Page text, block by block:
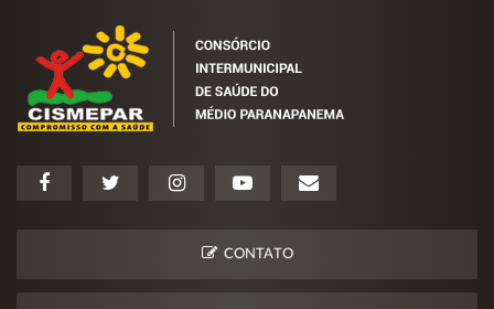
CONTATO